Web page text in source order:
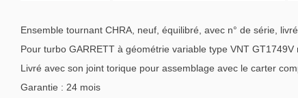
Ensemble tournant CHRA, neuf, équilibré, avec n° de série,
Pour turbo GARRETT à géométrie variable type VNT
Livré avec son joint torique pour assemblage avec le carter
Garantie : 24 mois